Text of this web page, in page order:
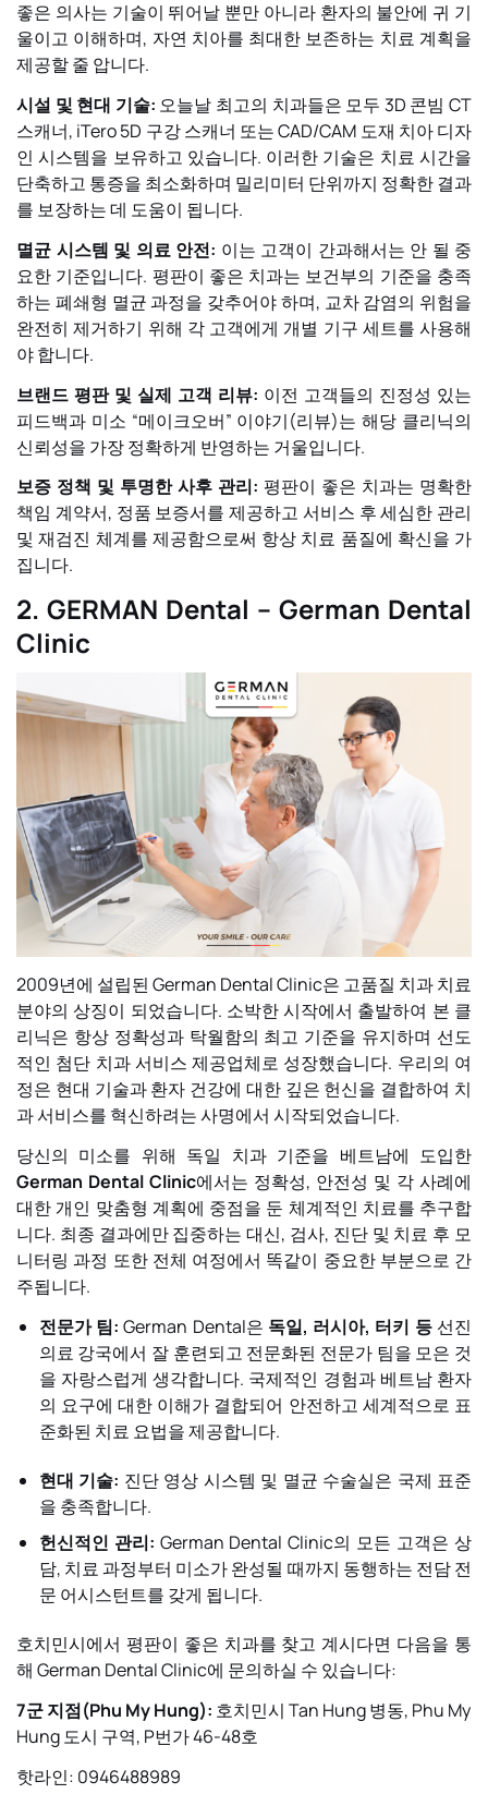
좋은 의사는 기술이 뛰어날 뿐만 아니라 환자의 불안에 귀 기
울이고 이해하며, 자연 치아를 최대한 보존하는 치료 계획을
제공할 줄 압니다.
시설 및 현대 기술: 오늘날 최고의 치과들은 모두 3D 콘빔 CT
스캐너, iTero 5D 구강 스캐너 또는 CAD/CAM 도재 치아 디자
인 시스템을 보유하고 있습니다. 이러한 기술은 치료 시간을
단축하고 통증을 최소화하며 밀리미터 단위까지 정확한 결과
를 보장하는 데 도움이 됩니다.
멸균 시스템 및 의료 안전: 이는 고객이 간과해서는 안 될 중
요한 기준입니다. 평판이 좋은 치과는 보건부의 기준을 충족
하는 폐쇄형 멸균 과정을 갖추어야 하며, 교차 감염의 위험을
완전히 제거하기 위해 각 고객에게 개별 기구 세트를 사용해
야 합니다.
브랜드 평판 및 실제 고객 리뷰: 이전 고객들의 진정성 있는
피드백과 미소 “메이크오버” 이야기(리뷰)는 해당 클리닉의
신뢰성을 가장 정확하게 반영하는 거울입니다.
보증 정책 및 투명한 사후 관리: 평판이 좋은 치과는 명확한
책임 계약서, 정품 보증서를 제공하고 서비스 후 세심한 관리
및 재검진 체계를 제공함으로써 항상 치료 품질에 확신을 가
집니다.
2. GERMAN Dental – German Dental
Clinic
2009년에 설립된 German Dental Clinic은 고품질 치과 치료
분야의 상징이 되었습니다. 소박한 시작에서 출발하여 본 클
리닉은 항상 정확성과 탁월함의 최고 기준을 유지하며 선도
적인 첨단 치과 서비스 제공업체로 성장했습니다. 우리의 여
정은 현대 기술과 환자 건강에 대한 깊은 헌신을 결합하여 치
과 서비스를 혁신하려는 사명에서 시작되었습니다.
당신의 미소를 위해 독일 치과 기준을 베트남에 도입한
German Dental Clinic에서는 정확성, 안전성 및 각 사례에
대한 개인 맞춤형 계획에 중점을 둔 체계적인 치료를 추구합
니다. 최종 결과에만 집중하는 대신, 검사, 진단 및 치료 후 모
니터링 과정 또한 전체 여정에서 똑같이 중요한 부분으로 간
주됩니다.
전문가 팀: German Dental은 독일, 러시아, 터키 등선진
의료 강국에서 잘 훈련되고 전문화된 전문가 팀을 모은 것
을 자랑스럽게 생각합니다. 국제적인 경험과 베트남 환자
의 요구에 대한 이해가 결합되어 안전하고 세계적으로 표
준화된 치료 요법을 제공합니다.
현대 기술: 진단 영상 시스템 및 멸균 수술실은 국제 표준
을 충족합니다.
헌신적인 관리: German Dental Clinic의 모든 고객은 상
담, 치료 과정부터 미소가 완성될 때까지 동행하는 전담 전
문 어시스턴트를 갖게 됩니다.
호치민시에서 평판이 좋은 치과를 찾고 계시다면 다음을 통
해 German Dental Clinic에 문의하실 수 있습니다:
7군 지점(Phu My Hung): 호치민시 Tan Hung 병동, Phu My
Hung 도시 구역, P번가 46-48호
핫라인: 0946488989